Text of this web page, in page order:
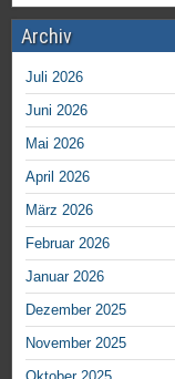
Archiv
Juli 2026
Juni 2026
Mai 2026
April 2026
März 2026
Februar 2026
Januar 2026
Dezember 2025
November 2025